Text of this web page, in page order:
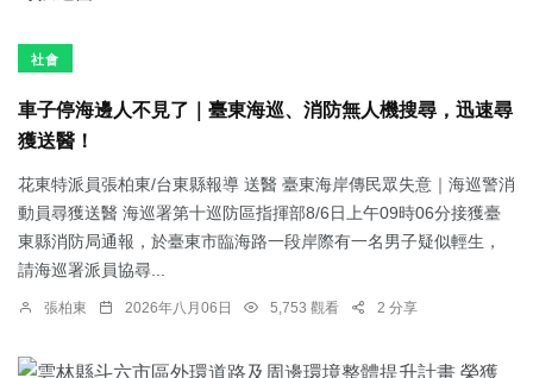
社會
車子停海邊人不見了｜臺東海巡、消防無人機搜尋，迅速尋
獲送醫！
花東特派員張柏東/台東縣報導 送醫 臺東海岸傳民眾失意｜海巡警消
動員尋獲送醫 海巡署第十巡防區指揮部8/6日上午09時06分接獲臺
東縣消防局通報，於臺東市臨海路一段岸際有一名男子疑似輕生，
請海巡署派員協尋...
張柏東 2026年八月06日 5,753 觀看 2 分享